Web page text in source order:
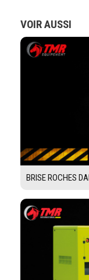
VOIR AUSSI
BRISE ROCHES